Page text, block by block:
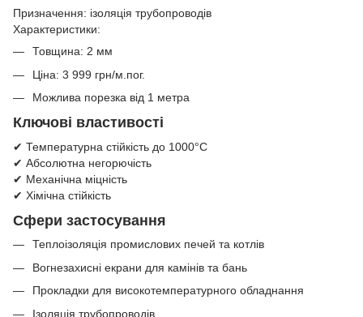
Призначення: ізоляція трубопроводів
Характеристики:
Товщина: 2 мм
Ціна: 3 999 грн/м.пог.
Можлива порезка від 1 метра
Ключові властивості
✔ Температурна стійкість до 1000°C
✔ Абсолютна негорючість
✔ Механічна міцність
✔ Хімічна стійкість
Сфери застосування
Теплоізоляція промислових печей та котлів
Вогнезахисні екрани для камінів та бань
Прокладки для високотемпературного обладнання
Ізоляція трубопроводів